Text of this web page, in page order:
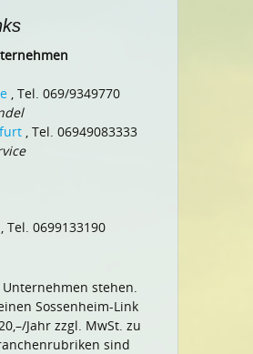
, Tel. 069/9349770
, Tel. 06949083333
, Tel. 0699133190
stehen.
Sossenheim-Link
Jahr zzgl. MwSt. zu
sind